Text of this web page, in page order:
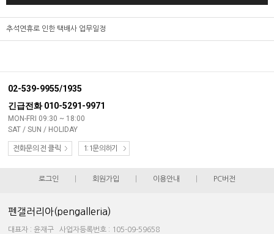
추석연휴로 인한 택배사 업무일정
02-539-9955/1935
긴급전화 010-5291-9971
MON-FRI 09:30 ~ 18:00
SAT / SUN / HOLIDAY
전화문의 전 클릭 1:1문의하기
로그인 회원가입 이용안내 PC버전
펜갤러리아(pengalleria)
대표자 : 윤재구 사업자등록번호 : 105-09-59658